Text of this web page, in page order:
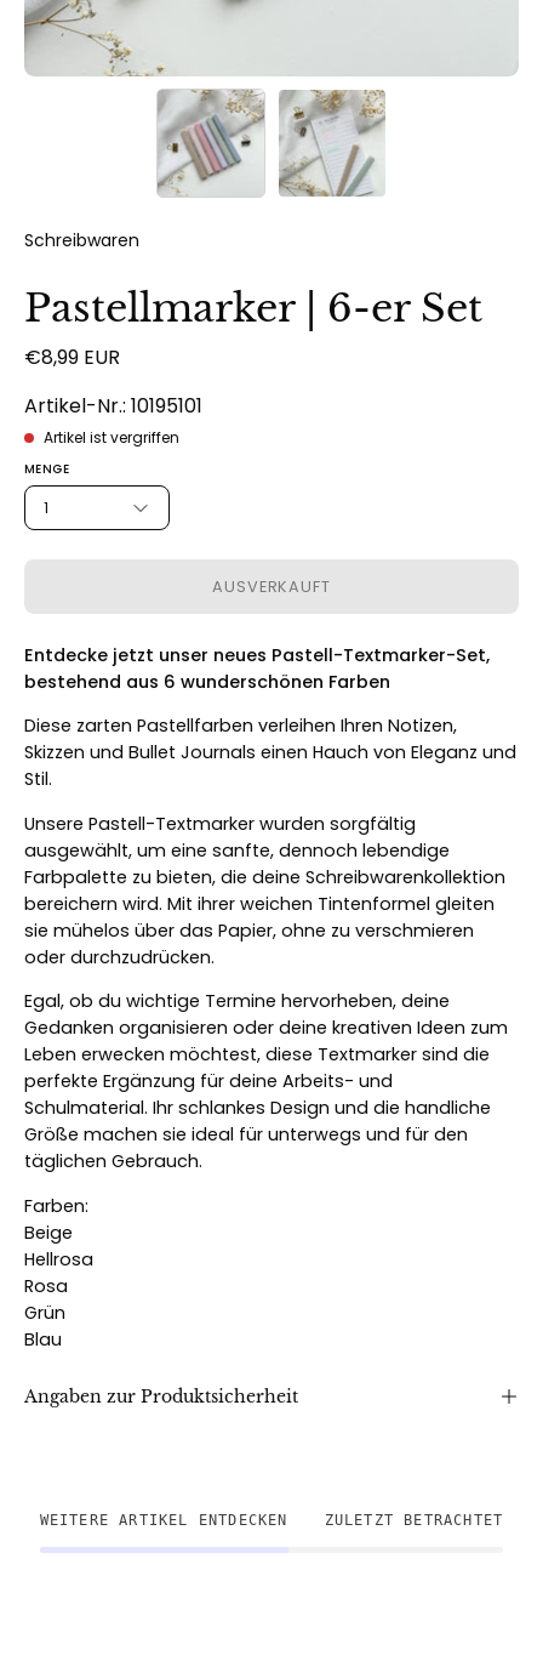
Schreibwaren
Pastellmarker | 6-er Set
€8,99 EUR
Artikel-Nr.: 10195101
Artikel ist vergriffen
MENGE
1
AUSVERKAUFT
Entdecke jetzt unser neues Pastell-Textmarker-Set,
bestehend aus 6 wunderschönen Farben
Diese zarten Pastellfarben verleihen Ihren Notizen,
Skizzen und Bullet Journals einen Hauch von Eleganz und
Stil.
Unsere Pastell-Textmarker wurden sorgfältig
ausgewählt, um eine sanfte, dennoch lebendige
Farbpalette zu bieten, die deine Schreibwarenkollektion
bereichern wird. Mit ihrer weichen Tintenformel gleiten
sie mühelos über das Papier, ohne zu verschmieren
oder durchzudrücken.
Egal, ob du wichtige Termine hervorheben, deine
Gedanken organisieren oder deine kreativen Ideen zum
Leben erwecken möchtest, diese Textmarker sind die
perfekte Ergänzung für deine Arbeits- und
Schulmaterial. Ihr schlankes Design und die handliche
Größe machen sie ideal für unterwegs und für den
täglichen Gebrauch.
Farben:
Beige
Hellrosa
Rosa
Grün
Blau
Angaben zur Produktsicherheit
WEITERE ARTIKEL ENTDECKEN ZULETZT BETRACHTET